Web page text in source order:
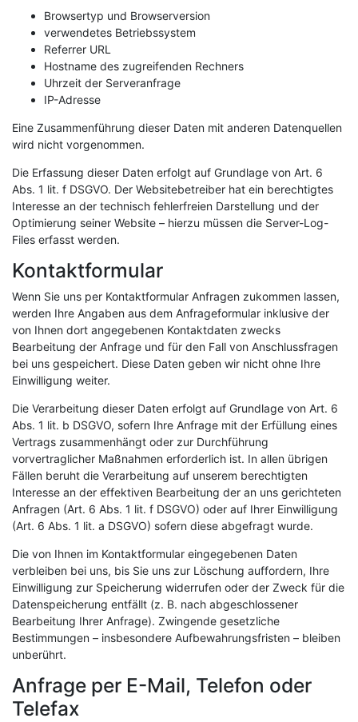
Browsertyp und Browserversion
verwendetes Betriebssystem
Referrer URL
Hostname des zugreifenden Rechners
Uhrzeit der Serveranfrage
IP-Adresse
Eine Zusammenführung dieser Daten mit anderen Datenquellen
wird nicht vorgenommen.
Die Erfassung dieser Daten erfolgt auf Grundlage von Art. 6
Abs. 1 lit. f DSGVO. Der Websitebetreiber hat ein berechtigtes
Interesse an der technisch fehlerfreien Darstellung und der
Optimierung seiner Website – hierzu müssen die Server-Log-
Files erfasst werden.
Kontaktformular
Wenn Sie uns per Kontaktformular Anfragen zukommen lassen,
werden Ihre Angaben aus dem Anfrageformular inklusive der
von Ihnen dort angegebenen Kontaktdaten zwecks
Bearbeitung der Anfrage und für den Fall von Anschlussfragen
bei uns gespeichert. Diese Daten geben wir nicht ohne Ihre
Einwilligung weiter.
Die Verarbeitung dieser Daten erfolgt auf Grundlage von Art. 6
Abs. 1 lit. b DSGVO, sofern Ihre Anfrage mit der Erfüllung eines
Vertrags zusammenhängt oder zur Durchführung
vorvertraglicher Maßnahmen erforderlich ist. In allen übrigen
Fällen beruht die Verarbeitung auf unserem berechtigten
Interesse an der effektiven Bearbeitung der an uns gerichteten
Anfragen (Art. 6 Abs. 1 lit. f DSGVO) oder auf Ihrer Einwilligung
(Art. 6 Abs. 1 lit. a DSGVO) sofern diese abgefragt wurde.
Die von Ihnen im Kontaktformular eingegebenen Daten
verbleiben bei uns, bis Sie uns zur Löschung auffordern, Ihre
Einwilligung zur Speicherung widerrufen oder der Zweck für die
Datenspeicherung entfällt (z. B. nach abgeschlossener
Bearbeitung Ihrer Anfrage). Zwingende gesetzliche
Bestimmungen – insbesondere Aufbewahrungsfristen – bleiben
unberührt.
Anfrage per E-Mail, Telefon oder
Telefax